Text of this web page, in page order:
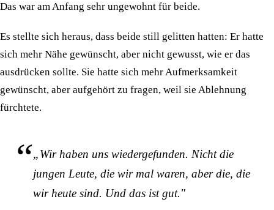
Das war am Anfang sehr ungewohnt für beide.
Es stellte sich heraus, dass beide still gelitten hatten: Er hatte
sich mehr Nähe gewünscht, aber nicht gewusst, wie er das
ausdrücken sollte. Sie hatte sich mehr Aufmerksamkeit
gewünscht, aber aufgehört zu fragen, weil sie Ablehnung
fürchtete.
„Wir haben uns wiedergefunden. Nicht die
jungen Leute, die wir mal waren, aber die, die
wir heute sind. Und das ist gut."